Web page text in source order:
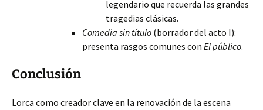
legendario que recuerda las grandes
tragedias clásicas.
Comedia sin título (borrador del acto I):
presenta rasgos comunes con El público.
Conclusión
Lorca como creador clave en la renovación de la escena